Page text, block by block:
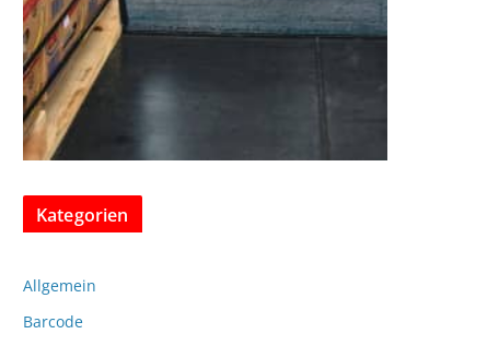
Kategorien
Allgemein
Barcode